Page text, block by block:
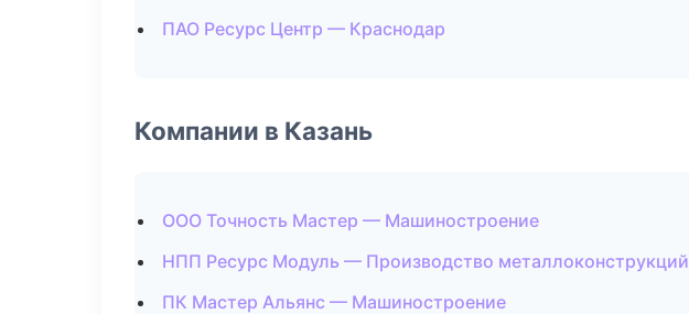
ПАО Ресурс Центр — Краснодар
Компании в Казань
ООО Точность Мастер — Машиностроение
НПП Ресурс Модуль — Производство металлоконструкций
ПК Мастер Альянс — Машиностроение